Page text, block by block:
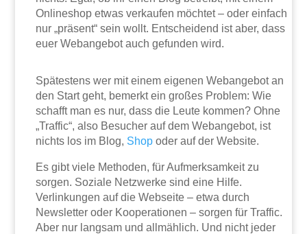
Onlineshop etwas verkaufen möchtet – oder einfach
nur „präsent“ sein wollt. Entscheidend ist aber, dass
euer Webangebot auch gefunden wird.
Spätestens wer mit einem eigenen Webangebot an
den Start geht, bemerkt ein großes Problem: Wie
schafft man es nur, dass die Leute kommen? Ohne
„Traffic“, also Besucher auf dem Webangebot, ist
nichts los im Blog, Shop oder auf der Website.
Es gibt viele Methoden, für Aufmerksamkeit zu
sorgen. Soziale Netzwerke sind eine Hilfe.
Verlinkungen auf die Webseite – etwa durch
Newsletter oder Kooperationen – sorgen für Traffic.
Aber nur langsam und allmählich. Und nicht jeder